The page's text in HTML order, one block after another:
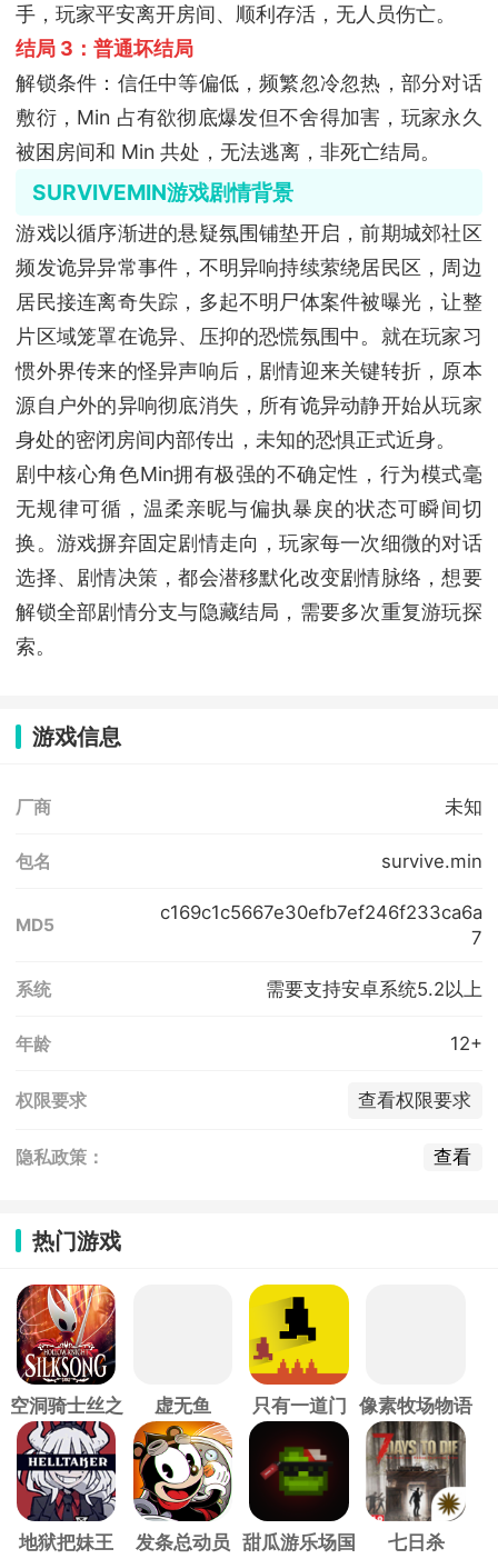
手，玩家平安离开房间、顺利存活，无人员伤亡。
结局 3：普通坏结局
解锁条件：信任中等偏低，频繁忽冷忽热，部分对话
敷衍，Min 占有欲彻底爆发但不舍得加害，玩家永久
被困房间和 Min 共处，无法逃离，非死亡结局。
SURVIVEMIN游戏剧情背景
游戏以循序渐进的悬疑氛围铺垫开启，前期城郊社区
频发诡异异常事件，不明异响持续萦绕居民区，周边
居民接连离奇失踪，多起不明尸体案件被曝光，让整
片区域笼罩在诡异、压抑的恐慌氛围中。就在玩家习
惯外界传来的怪异声响后，剧情迎来关键转折，原本
源自户外的异响彻底消失，所有诡异动静开始从玩家
身处的密闭房间内部传出，未知的恐惧正式近身。
剧中核心角色Min拥有极强的不确定性，行为模式毫
无规律可循，温柔亲昵与偏执暴戾的状态可瞬间切
换。游戏摒弃固定剧情走向，玩家每一次细微的对话
选择、剧情决策，都会潜移默化改变剧情脉络，想要
解锁全部剧情分支与隐藏结局，需要多次重复游玩探
索。
游戏信息
厂商 未知
包名 survive.min
MD5
c169c1c5667e30efb7ef246f233ca6a
7
系统 需要支持安卓系统5.2以上
年龄 12+
权限要求 查看权限要求
隐私政策： 查看
热门游戏
空洞骑士丝之
歌
虚无鱼 只有一道门 像素牧场物语
地狱把妹王 发条总动员 甜瓜游乐场国 七日杀